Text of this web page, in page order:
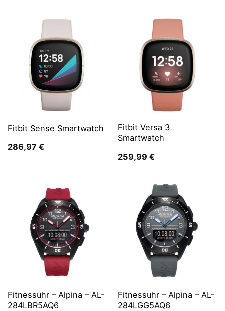
Fitbit Sense Smartwatch
286,97 €
Fitbit Versa 3
Smartwatch
259,99 €
Fitnessuhr – Alpina – AL-
284LBR5AQ6
Fitnessuhr – Alpina – AL-
284LGG5AQ6